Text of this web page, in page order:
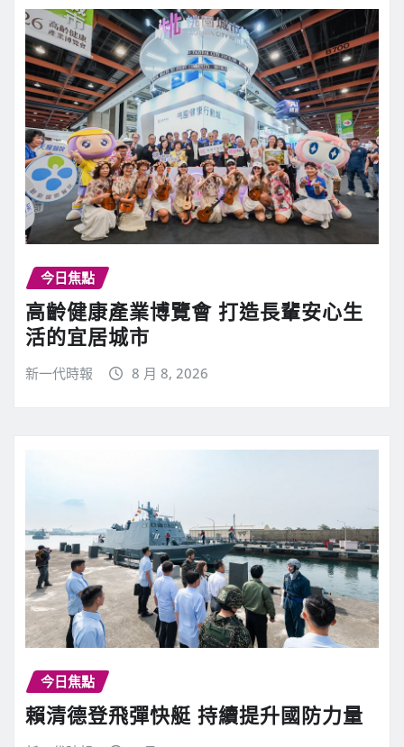
今日焦點
高齡健康產業博覽會 打造長輩安心生
活的宜居城市
新一代時報 8 月 8, 2026
今日焦點
賴清德登飛彈快艇 持續提升國防力量